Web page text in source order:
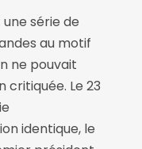
série de
au motif
ne pouvait
Le 23
identique, le